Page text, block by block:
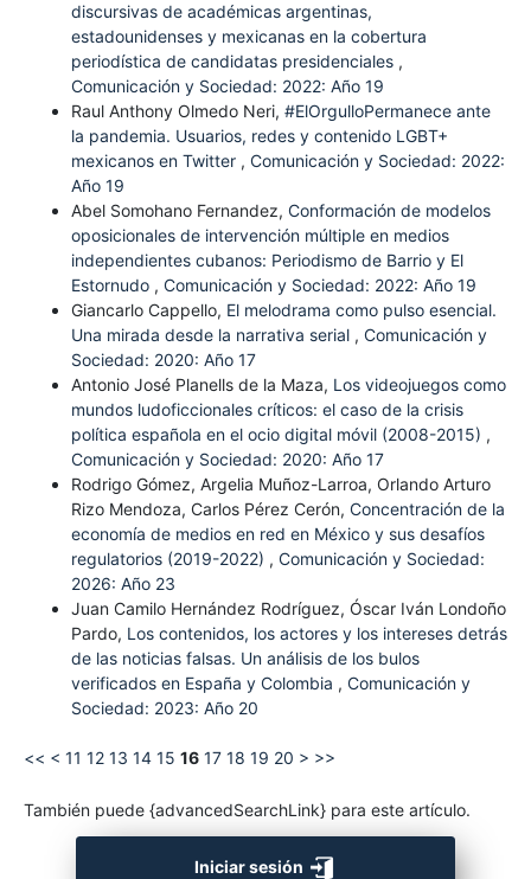
discursivas de académicas argentinas,
estadounidenses y mexicanas en la cobertura
periodística de candidatas presidenciales ,
Comunicación y Sociedad: 2022: Año 19
Raul Anthony Olmedo Neri, #ElOrgulloPermanece ante
la pandemia. Usuarios, redes y contenido LGBT+
mexicanos en Twitter , Comunicación y Sociedad: 2022:
Año 19
Abel Somohano Fernandez, Conformación de modelos
oposicionales de intervención múltiple en medios
independientes cubanos: Periodismo de Barrio y El
Estornudo , Comunicación y Sociedad: 2022: Año 19
Giancarlo Cappello, El melodrama como pulso esencial.
Una mirada desde la narrativa serial , Comunicación y
Sociedad: 2020: Año 17
Antonio José Planells de la Maza, Los videojuegos como
mundos ludoficcionales críticos: el caso de la crisis
política española en el ocio digital móvil (2008-2015) ,
Comunicación y Sociedad: 2020: Año 17
Rodrigo Gómez, Argelia Muñoz-Larroa, Orlando Arturo
Rizo Mendoza, Carlos Pérez Cerón, Concentración de la
economía de medios en red en México y sus desafíos
regulatorios (2019-2022) , Comunicación y Sociedad:
2026: Año 23
Juan Camilo Hernández Rodríguez, Óscar Iván Londoño
Pardo, Los contenidos, los actores y los intereses detrás
de las noticias falsas. Un análisis de los bulos
verificados en España y Colombia , Comunicación y
Sociedad: 2023: Año 20
<< < 11 12 13 14 15 16 17 18 19 20 > >>
También puede {advancedSearchLink} para este artículo.
Iniciar sesión